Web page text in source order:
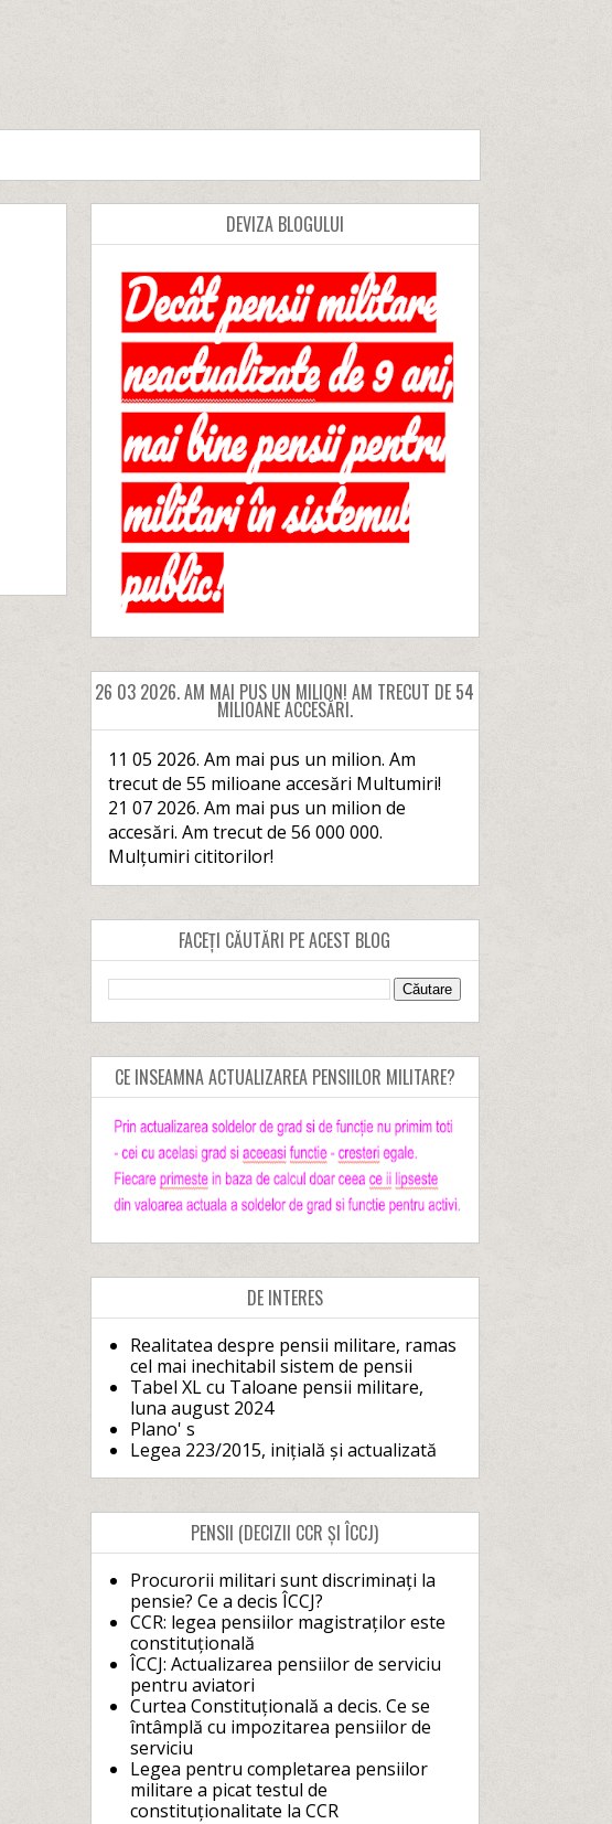
DEVIZA BLOGULUI
26 03 2026. AM MAI PUS UN MILION! AM TRECUT DE 54
MILIOANE ACCESĂRI.
11 05 2026. Am mai pus un milion. Am
trecut de 55 milioane accesări Multumiri!
21 07 2026. Am mai pus un milion de
accesări. Am trecut de 56 000 000.
Mulțumiri cititorilor!
FACEȚI CĂUTĂRI PE ACEST BLOG
CE INSEAMNA ACTUALIZAREA PENSIILOR MILITARE?
DE INTERES
Realitatea despre pensii militare, ramas
cel mai inechitabil sistem de pensii
Tabel XL cu Taloane pensii militare,
luna august 2024
Plano' s
Legea 223/2015, inițială și actualizată
PENSII (DECIZII CCR ȘI ÎCCJ)
Procurorii militari sunt discriminați la
pensie? Ce a decis ÎCCJ?
CCR: legea pensiilor magistraților este
constituțională
ÎCCJ: Actualizarea pensiilor de serviciu
pentru aviatori
Curtea Constituțională a decis. Ce se
întâmplă cu impozitarea pensiilor de
serviciu
Legea pentru completarea pensiilor
militare a picat testul de
constituționalitate la CCR